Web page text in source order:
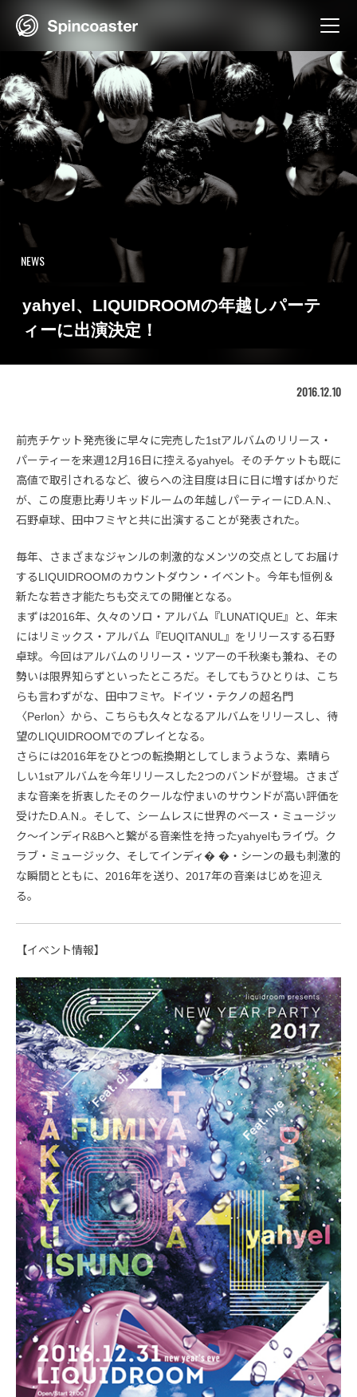
NEWS
yahyel、LIQUIDROOMの年越しパーテ
ィーに出演決定！
2016.12.10
前売チケット発売後に早々に完売した1stアルバムのリリース・
パーティーを来週12月16日に控えるyahyel。そのチケットも既に
高値で取引されるなど、彼らへの注目度は日に日に増すばかりだ
が、この度恵比寿リキッドルームの年越しパーティーにD.A.N.、
石野卓球、田中フミヤと共に出演することが発表された。
毎年、さまざまなジャンルの刺激的なメンツの交点としてお届け
するLIQUIDROOMのカウントダウン・イベント。今年も恒例＆
新たな若き才能たちも交えての開催となる。
まずは2016年、久々のソロ・アルバム『LUNATIQUE』と、年末
にはリミックス・アルバム『EUQITANUL』をリリースする石野
卓球。今回はアルバムのリリース・ツアーの千秋楽も兼ね、その
勢いは限界知らずといったところだ。そしてもうひとりは、こち
らも言わずがな、田中フミヤ。ドイツ・テクノの超名門
〈Perlon〉から、こちらも久々となるアルバムをリリースし、待
望のLIQUIDROOMでのプレイとなる。
さらには2016年をひとつの転換期としてしまうような、素晴ら
しい1stアルバムを今年リリースした2つのバンドが登場。さまざ
まな音楽を折衷したそのクールな佇まいのサウンドが高い評価を
受けたD.A.N.。そして、シームレスに世界のベース・ミュージッ
ク～インディR&Bへと繋がる音楽性を持ったyahyelもライヴ。ク
ラブ・ミュージック、そしてインディ� �・シーンの最も刺激的
な瞬間とともに、2016年を送り、2017年の音楽はじめを迎え
る。
【イベント情報】